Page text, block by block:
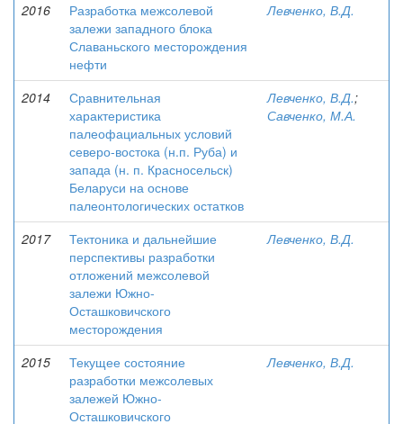
2016
Разработка межсолевой
залежи западного блока
Славаньского месторождения
нефти
Левченко, В.Д.
2014
Сравнительная
характеристика
палеофациальных условий
северо-востока (н.п. Руба) и
запада (н. п. Красносельск)
Беларуси на основе
палеонтологических остатков
Левченко, В.Д.;
Савченко, М.А.
2017
Тектоника и дальнейшие
перспективы разработки
отложений межсолевой
залежи Южно-
Осташковичского
месторождения
Левченко, В.Д.
2015
Текущее состояние
разработки межсолевых
залежей Южно-
Осташковичского
Левченко, В.Д.